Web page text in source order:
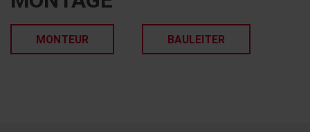
MONTEUR BAULEITER